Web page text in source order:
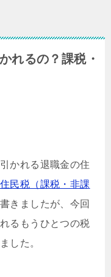
れるの？課税・
かれる退職金の住
民税（課税・非課
きましたが、今回
るもうひとつの税
した。